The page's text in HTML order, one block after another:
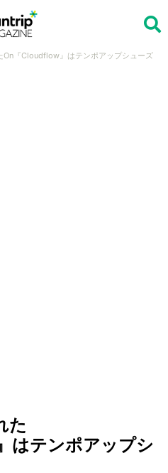
検索
On『Cloudflow』はテンポアップシューズ
た
はテンポアップシ